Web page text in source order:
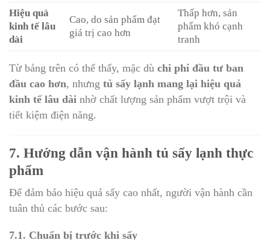
Hiệu quả
kinh tế lâu
dài
Cao, do sản phẩm đạt
giá trị cao hơn
Thấp hơn, sản
phẩm khó cạnh
tranh
Từ bảng trên có thể thấy, mặc dù chi phí đầu tư ban
đầu cao hơn, nhưng tủ sấy lạnh mang lại hiệu quả
kinh tế lâu dài nhờ chất lượng sản phẩm vượt trội và
tiết kiệm điện năng.
7. Hướng dẫn vận hành tủ sấy lạnh thực
phẩm
Để đảm bảo hiệu quả sấy cao nhất, người vận hành cần
tuân thủ các bước sau:
7.1. Chuẩn bị trước khi sấy